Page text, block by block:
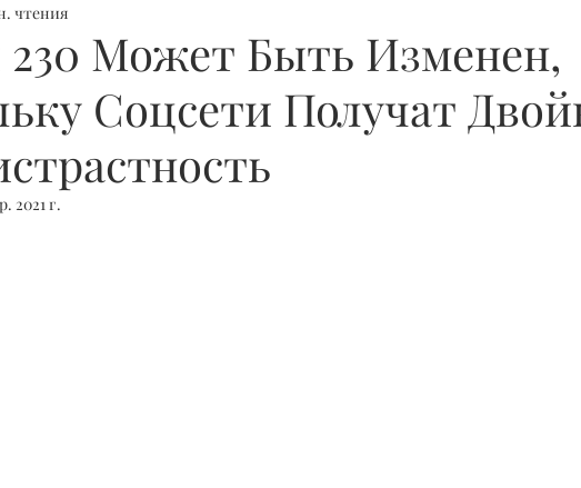
Обучение
Акция дня
230 Может Быть Изменен,
Соцсети Получат
чтения
2021 г.